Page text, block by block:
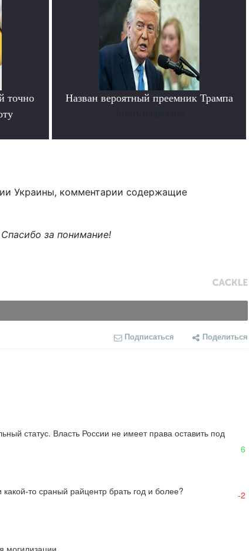
точно
Назван вероятный преемник Трампа
Украины, комментарии содержащие
Спасибо за понимание!
Подписаться Поделиться
статус. Власть России не имеет права оставить под
6
то сраный райцентр брать год и более? -2